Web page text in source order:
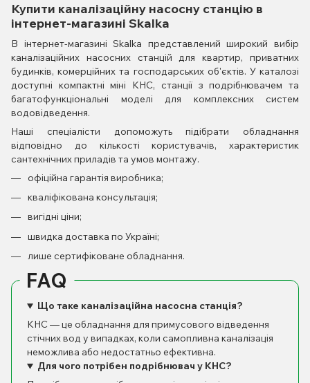
Купити каналізаційну насосну станцію в
інтернет-магазині Skalka
В інтернет-магазині Skalka представлений широкий вибір
каналізаційних насосних станцій для квартир, приватних
будинків, комерційних та господарських об'єктів. У каталозі
доступні компактні міні КНС, станції з подрібнювачем та
багатофункціональні моделі для комплексних систем
водовідведення.
Наші спеціалісти допоможуть підібрати обладнання
відповідно до кількості користувачів, характеристик
сантехнічних приладів та умов монтажу.
офіційна гарантія виробника;
кваліфікована консультація;
вигідні ціни;
швидка доставка по Україні;
лише сертифіковане обладнання.
FAQ
Що таке каналізаційна насосна станція?
КНС — це обладнання для примусового відведення
стічних вод у випадках, коли самопливна каналізація
неможлива або недостатньо ефективна.
Для чого потрібен подрібнювач у КНС?